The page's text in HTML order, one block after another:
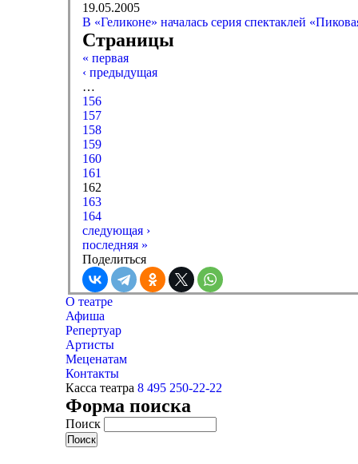
19.05.2005
В «Геликоне» началась серия спектаклей
Страницы
« первая
‹ предыдущая
…
156
157
158
159
160
161
162
163
164
следующая ›
последняя »
Поделиться
О театре
Афиша
Репертуар
Артисты
Меценатам
Контакты
Касса театра 8 495 250-22-22
Форма поиска
Поиск